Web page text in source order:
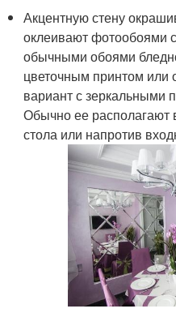
Акцентную стену
оклеивают фотообоями
обычными обоями
цветочным принтом или
вариант с зеркальными
Обычно ее располагают
стола или напротив